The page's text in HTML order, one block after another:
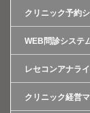
クリニック予約
WEB問診システ
レセコンアナラ
クリニック経営